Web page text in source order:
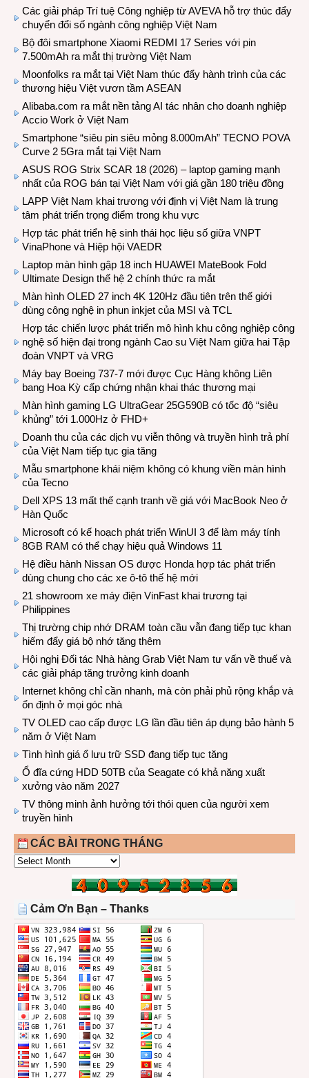
Các giải pháp Trí tuệ Công nghiệp từ AVEVA hỗ trợ thúc đẩy
chuyển đổi số ngành công nghiệp Việt Nam
Bộ đôi smartphone Xiaomi REDMI 17 Series với pin
7.500mAh ra mắt thị trường Việt Nam
Moonfolks ra mắt tại Việt Nam thúc đẩy hành trình của các
thương hiệu Việt vươn tầm ASEAN
Alibaba.com ra mắt nền tảng AI tác nhân cho doanh nghiệp
Accio Work ở Việt Nam
Smartphone “siêu pin siêu mỏng 8.000mAh” TECNO POVA
Curve 2 5Gra mắt tại Việt Nam
ASUS ROG Strix SCAR 18 (2026) – laptop gaming mạnh
nhất của ROG bán tại Việt Nam với giá gần 180 triệu đồng
LAPP Việt Nam khai trương với định vị Việt Nam là trung
tâm phát triển trọng điểm trong khu vực
Hợp tác phát triển hệ sinh thái học liệu số giữa VNPT
VinaPhone và Hiệp hội VAEDR
Laptop màn hình gập 18 inch HUAWEI MateBook Fold
Ultimate Design thế hệ 2 chính thức ra mắt
Màn hình OLED 27 inch 4K 120Hz đầu tiên trên thế giới
dùng công nghệ in phun inkjet của MSI và TCL
Hợp tác chiến lược phát triển mô hình khu công nghiệp công
nghệ số hiện đại trong ngành Cao su Việt Nam giữa hai Tập
đoàn VNPT và VRG
Máy bay Boeing 737-7 mới được Cục Hàng không Liên
bang Hoa Kỳ cấp chứng nhận khai thác thương mại
Màn hình gaming LG UltraGear 25G590B có tốc độ “siêu
khủng” tới 1.000Hz ở FHD+
Doanh thu của các dịch vụ viễn thông và truyền hình trả phí
của Việt Nam tiếp tục gia tăng
Mẫu smartphone khái niệm không có khung viền màn hình
của Tecno
Dell XPS 13 mất thế cạnh tranh về giá với MacBook Neo ở
Hàn Quốc
Microsoft có kế hoạch phát triển WinUI 3 để làm máy tính
8GB RAM có thể chạy hiệu quả Windows 11
Hệ điều hành Nissan OS được Honda hợp tác phát triển
dùng chung cho các xe ô-tô thế hệ mới
21 showroom xe máy điện VinFast khai trương tại
Philippines
Thị trường chip nhớ DRAM toàn cầu vẫn đang tiếp tục khan
hiếm đẩy giá bộ nhớ tăng thêm
Hội nghị Đối tác Nhà hàng Grab Việt Nam tư vấn về thuế và
các giải pháp tăng trưởng kinh doanh
Internet không chỉ cần nhanh, mà còn phải phủ rộng khắp và
ổn định ở mọi góc nhà
TV OLED cao cấp được LG lần đầu tiên áp dụng bảo hành 5
năm ở Việt Nam
Tình hình giá ổ lưu trữ SSD đang tiếp tục tăng
Ổ đĩa cứng HDD 50TB của Seagate có khả năng xuất
xưởng vào năm 2027
TV thông minh ảnh hưởng tới thói quen của người xem
truyền hình
CÁC BÀI TRONG THÁNG
CÁC
THÁNG
Cảm Ơn Bạn – Thanks